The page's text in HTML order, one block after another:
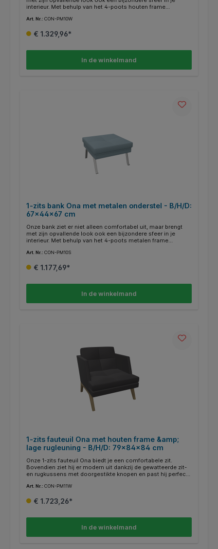
interieur. Met behulp van het 4-poots houten frame
stabiliteit. Het frame is verkrijgbaar in onze drie standaard
keuze aan kleuren voor de meubelstoffen.
Art. Nr.: CON-PM10W
€ 1.329,96*
In de winkelmand
1-zits bank Ona met metalen onderstel - B/H/D:
67x44x67 cm
Onze bank ziet er niet alleen comfortabel uit, maar brengt
met zijn opvallende look ook een bijzondere sfeer in je
interieur. Met behulp van het 4-poots metalen frame
stabiliteit. Bij het kiezen van de kleur van het frame kunt u
Bovendien bieden wij u een rijke keuze aan kleuren voor de
Art. Nr.: CON-PM10S
€ 1.177,69*
In de winkelmand
1-zits fauteuil Ona met houten frame &amp;
lage rugleuning - B/H/D: 79x84x84 cm
Onze 1-zits fauteuil Ona biedt je een comfortabele zit.
Bovendien ziet hij er modern uit dankzij de gewatteerde zit-
en rugkussens met doorgestikte knopen en past hij perfect
De retrostijl geeft je kamers een bijzondere sfeer. Deze
verkrijgbaar is in onze drie verschillende beitskleuren: H5,
Art. Nr.: CON-PM11W
€ 1.723,26*
In de winkelmand